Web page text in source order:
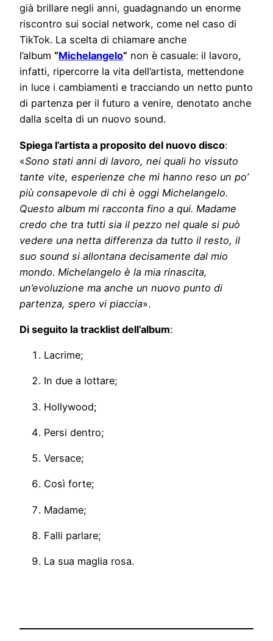
già brillare negli anni, guadagnando un enorme
riscontro sui social network, come nel caso di
TikTok. La scelta di chiamare anche
l’album “Michelangelo” non è casuale: il lavoro,
infatti, ripercorre la vita dell’artista, mettendone
in luce i cambiamenti e tracciando un netto punto
di partenza per il futuro a venire, denotato anche
dalla scelta di un nuovo sound.
Spiega l’artista a proposito del nuovo disco:
«Sono stati anni di lavoro, nei quali ho vissuto
tante vite, esperienze che mi hanno reso un po’
più consapevole di chi è oggi Michelangelo.
Questo album mi racconta fino a qui. Madame
credo che tra tutti sia il pezzo nel quale si può
vedere una netta differenza da tutto il resto, il
suo sound si allontana decisamente dal mio
mondo. Michelangelo è la mia rinascita,
un’evoluzione ma anche un nuovo punto di
partenza, spero vi piaccia».
Di seguito la tracklist dell’album:
Lacrime;
In due a lottare;
Hollywood;
Persi dentro;
Versace;
Così forte;
Madame;
Falli parlare;
La sua maglia rosa.